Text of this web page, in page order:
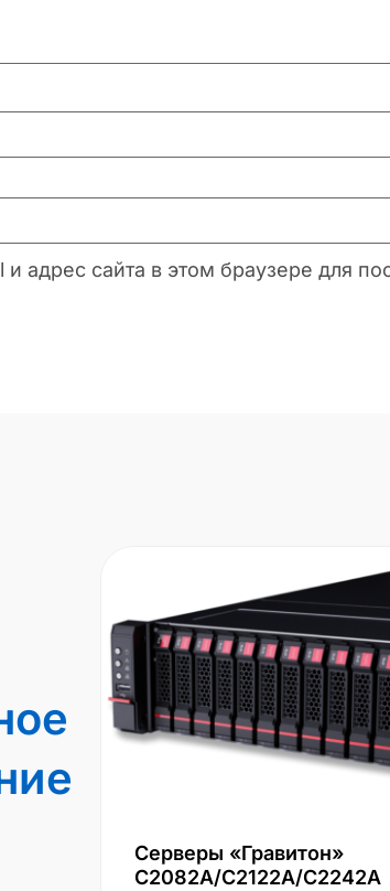
адрес сайта в этом браузере для
Серверы «Гравитон»
С2082А/С2122А/С2242А